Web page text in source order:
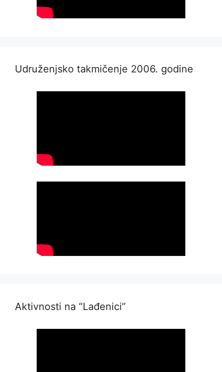
Udruženjsko takmičenje 2006. godine
Aktivnosti na “Lađenici”